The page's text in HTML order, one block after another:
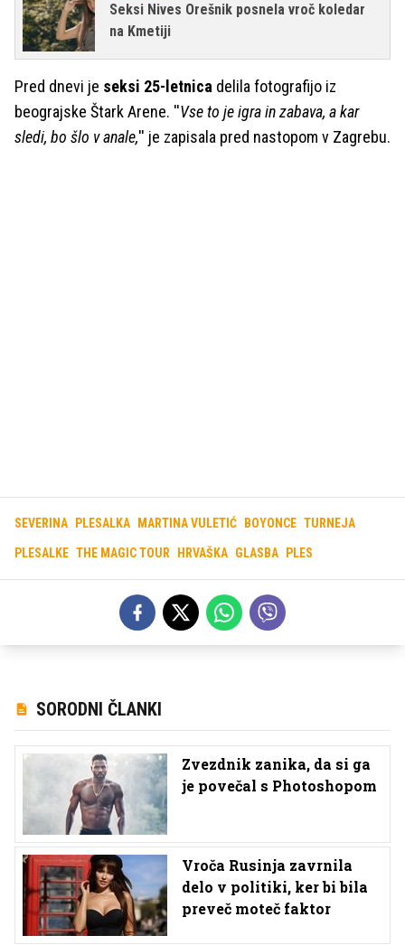
Seksi Nives Orešnik posnela vroč koledar
na Kmetiji
Pred dnevi je seksi 25-letnica delila fotografijo iz
beograjske Štark Arene. ''Vse to je igra in zabava, a kar
sledi, bo šlo v anale,'' je zapisala pred nastopom v Zagrebu.
SEVERINA PLESALKA MARTINA VULETIĆ BOYONCE TURNEJA
PLESALKE THE MAGIC TOUR HRVAŠKA GLASBA PLES
SORODNI ČLANKI
Zvezdnik zanika, da si ga
je povečal s Photoshopom
Vroča Rusinja zavrnila
delo v politiki, ker bi bila
preveč moteč faktor